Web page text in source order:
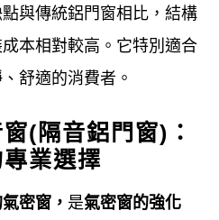
與傳統鋁門窗相比，結構
本相對較高。它特別適合
舒適的消費者。
(隔音鋁門窗)：
業選擇
密窗， 是氣密窗的強化